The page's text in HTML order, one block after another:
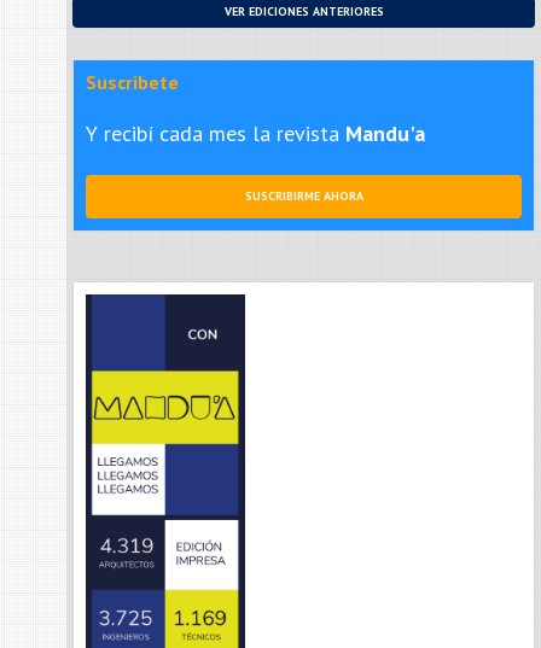
VER EDICIONES ANTERIORES
Suscribete
Y recibí cada mes la revista Mandu'a
SUSCRIBIRME AHORA